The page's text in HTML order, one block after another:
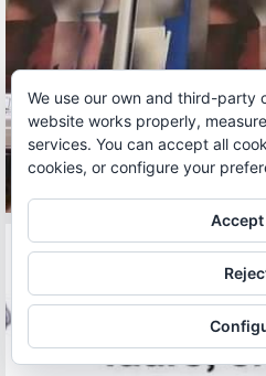
We use our own and third-party
website works properly,
services. You can accept all
cookies, or configure your
Accept